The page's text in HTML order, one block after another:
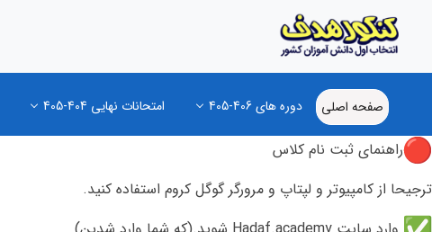
صفحه اصلی دوره های 406-405 امتحانات نهایی 404-405
راهنمای ثبت نام کلاس
ترجیحا از کامپیوتر و لپتاپ و مرورگر گوگل کروم استفاده کنید.